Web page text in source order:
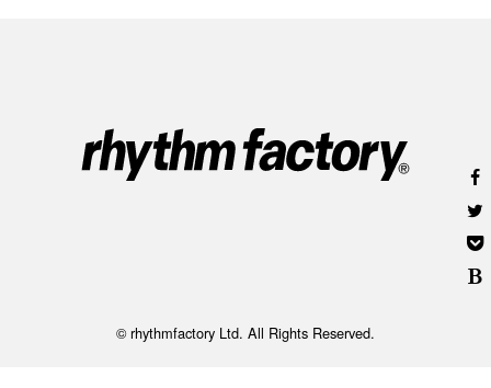
© rhythmfactory Ltd. All Rights Reserved.